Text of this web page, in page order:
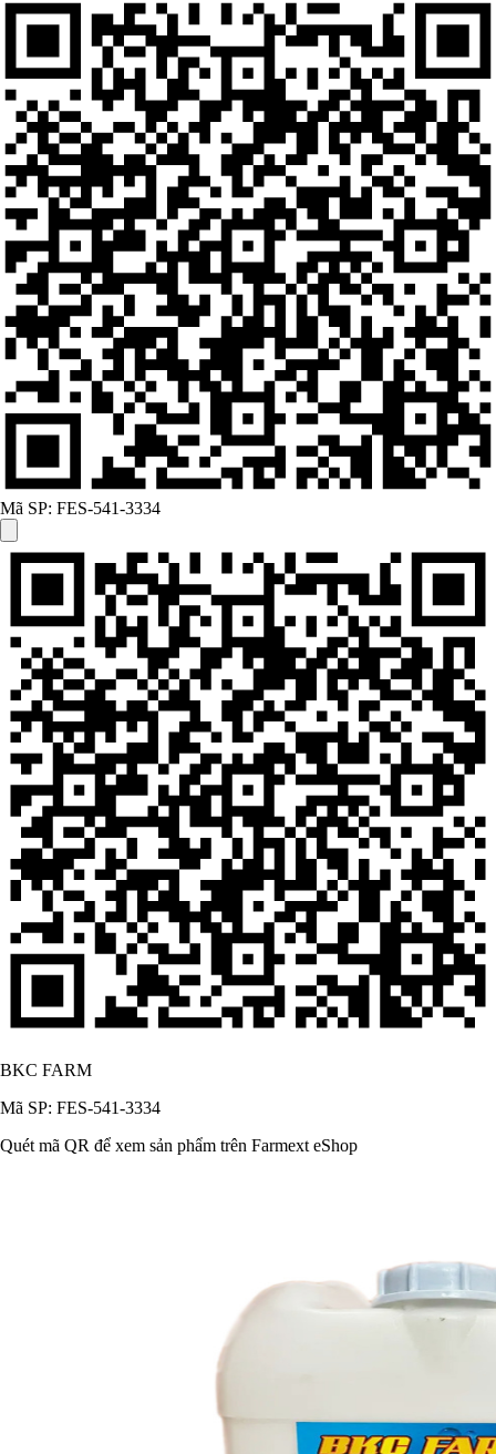
Mã SP: FES-541-3334
BKC FARM
Mã SP: FES-541-3334
Quét mã QR để xem sản phẩm trên Farmext eShop